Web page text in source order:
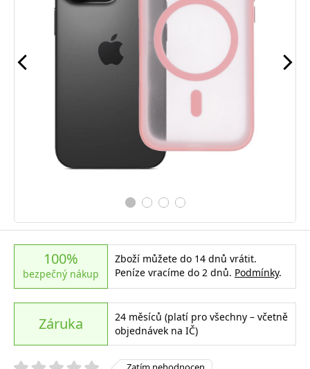
100%
bezpečný nákup
Zboží můžete do 14 dnů vrátit.
Peníze vracíme do 2 dnů. Podmínky.
Záruka
24 měsíců (platí pro všechny – včetně
objednávek na IČ)